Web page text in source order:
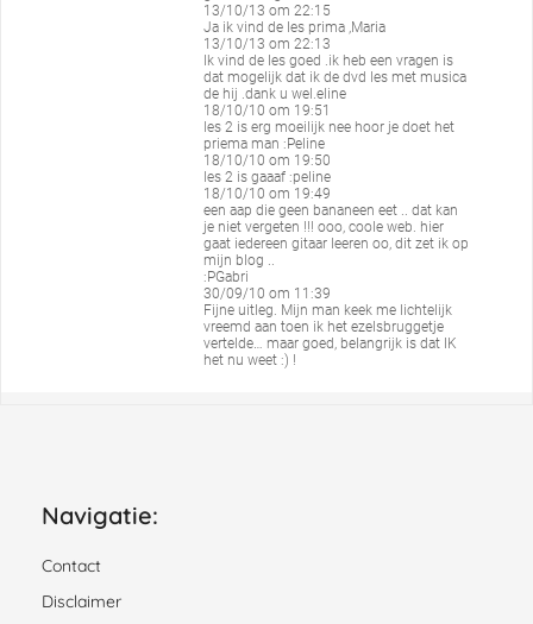
13/10/13 om 22:15
Ja ik vind de les prima ,Maria
13/10/13 om 22:13
Ik vind de les goed .ik heb een vragen is
dat mogelijk dat ik de dvd les met musica
de hij .dank u wel.eline
18/10/10 om 19:51
les 2 is erg moeilijk nee hoor je doet het
priema man :Peline
18/10/10 om 19:50
les 2 is gaaaf :peline
18/10/10 om 19:49
een aap die geen bananeen eet .. dat kan
je niet vergeten !!! ooo, coole web. hier
gaat iedereen gitaar leeren oo, dit zet ik op
mijn blog ..
:PGabri
30/09/10 om 11:39
Fijne uitleg. Mijn man keek me lichtelijk
vreemd aan toen ik het ezelsbruggetje
vertelde… maar goed, belangrijk is dat IK
het nu weet :) !
Navigatie:
Contact
Disclaimer